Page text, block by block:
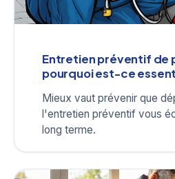
Entretien préventif de
pourquoi est-ce
Mieux vaut prévenir que
l'entretien préventif vous
long terme.